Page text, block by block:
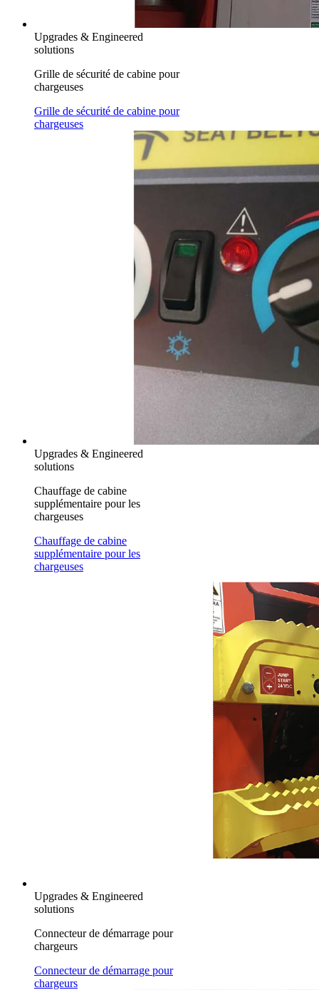
Upgrades & Engineered
solutions
Grille de sécurité de cabine pour
chargeuses
Grille de sécurité de cabine pour
chargeuses
Upgrades & Engineered
solutions
Chauffage de cabine
supplémentaire pour les
chargeuses
Chauffage de cabine
supplémentaire pour les
chargeuses
Upgrades & Engineered
solutions
Connecteur de démarrage pour
chargeurs
Connecteur de démarrage pour
chargeurs